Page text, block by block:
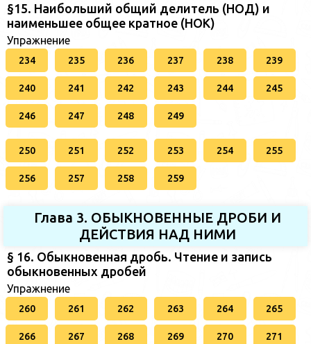
§15. Наибольший общий делитель (НОД) и
наименьшее общее кратное (НОК)
Упражнение
234 235 236 237 238 239
240 241 242 243 244 245
246 247 248 249
250 251 252 253 254 255
256 257 258 259
Глава 3. ОБЫКНОВЕННЫЕ ДРОБИ И
ДЕЙСТВИЯ НАД НИМИ
§ 16. Обыкновенная дробь. Чтение и запись
обыкновенных дробей
Упражнение
260 261 262 263 264 265
266 267 268 269 270 271